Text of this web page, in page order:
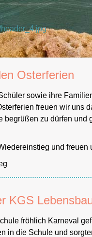
Osterferien
sowie ihre
freuen wir uns
begrüßen zu dürfen und
und freuen
KGS
fröhlich Karneval
in die Schule und